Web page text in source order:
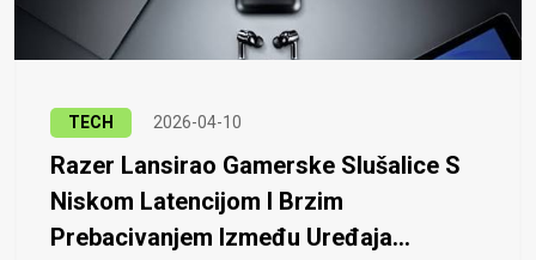
TECH 2026-04-10
Razer Lansirao Gamerske Slušalice S
Niskom Latencijom I Brzim
Prebacivanjem Između Uređaja...